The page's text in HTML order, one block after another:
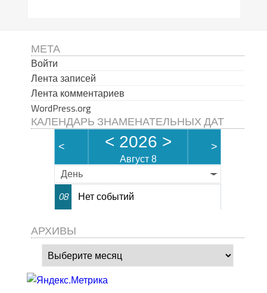
МЕТА
Войти
Лента записей
Лента комментариев
WordPress.org
КАЛЕНДАРЬ ЗНАМЕНАТЕЛЬНЫХ ДАТ
< < 2026 >
Август 8
>
День
08 Нет событий
АРХИВЫ
Архивы